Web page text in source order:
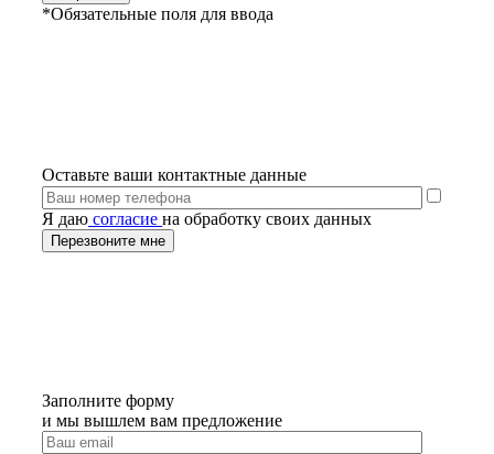
*Обязательные поля для ввода
Оставьте ваши контактные данные
Я даю согласие на обработку своих данных
Заполните форму
и мы вышлем вам предложение